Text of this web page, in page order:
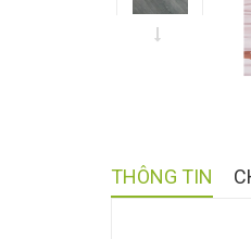
THÔNG TIN